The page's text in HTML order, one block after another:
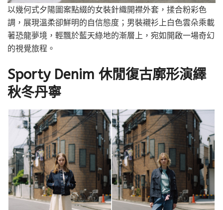
以幾何式夕陽圖案點綴的女裝針織開襟外套，揉合粉彩色
調，展現溫柔卻鮮明的自信態度；男裝襯衫上白色雲朵乘載
著恐龍夢境，輕飄於藍天綠地的漸層上，宛如開啟一場奇幻
的視覺旅程。
Sporty Denim 休閒復古廓形演繹
秋冬丹寧